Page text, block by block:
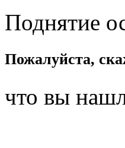
Поднятие
Пожалуйста,
что вы